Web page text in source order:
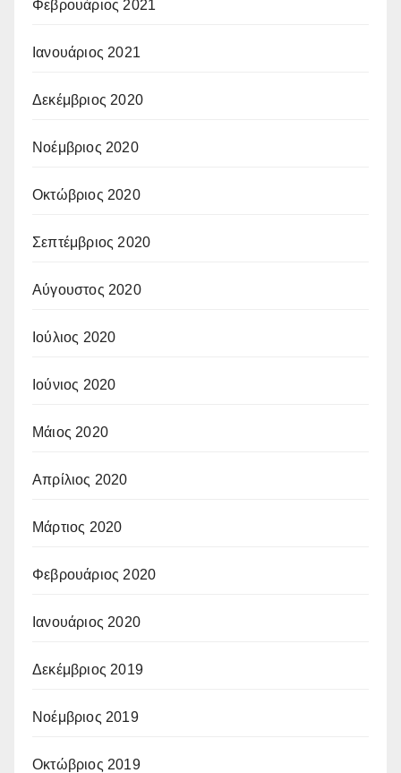
Φεβρουάριος 2021
Ιανουάριος 2021
Δεκέμβριος 2020
Νοέμβριος 2020
Οκτώβριος 2020
Σεπτέμβριος 2020
Αύγουστος 2020
Ιούλιος 2020
Ιούνιος 2020
Μάιος 2020
Απρίλιος 2020
Μάρτιος 2020
Φεβρουάριος 2020
Ιανουάριος 2020
Δεκέμβριος 2019
Νοέμβριος 2019
Οκτώβριος 2019